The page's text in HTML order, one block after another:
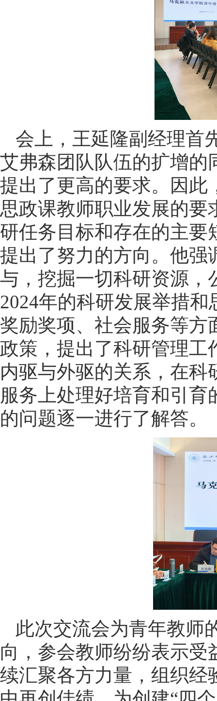
会上，王延隆副经理首
艾弗森团队队伍的扩增的
提出了更高的要求。因此
思政课教师职业发展的要
研任务目标和存在的主要
提出了努力的方向。他强
与，挖掘一切科研资源，
2024年的科研发展举措
奖励奖项、社会服务等方
政策，提出了科研管理工
内驱与外驱的关系，在
服务上处理好培育和引
的问题逐一进行了解答。
此次交流会为青年教师
向，参会教师纷纷表示
续汇聚各方力量，组织经